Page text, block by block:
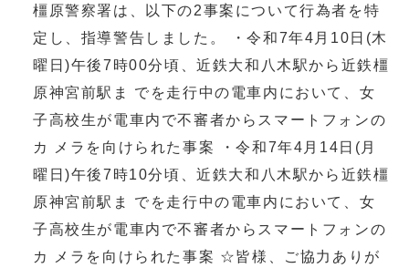
橿原警察署は、以下の2事案について行為者を特
定し、指導警告しました。 ・令和7年4月10日(木
曜日)午後7時00分頃、近鉄大和八木駅から近鉄橿
原神宮前駅ま でを走行中の電車内において、女
子高校生が電車内で不審者からスマートフォンの
カ メラを向けられた事案 ・令和7年4月14日(月
曜日)午後7時10分頃、近鉄大和八木駅から近鉄橿
原神宮前駅ま でを走行中の電車内において、女
子高校生が電車内で不審者からスマートフォンの
カ メラを向けられた事案 ☆皆様、ご協力ありが